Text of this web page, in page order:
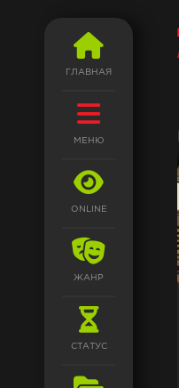
ГЛАВНАЯ
МЕНЮ
ONLINE
ЖАНР
СТАТУС